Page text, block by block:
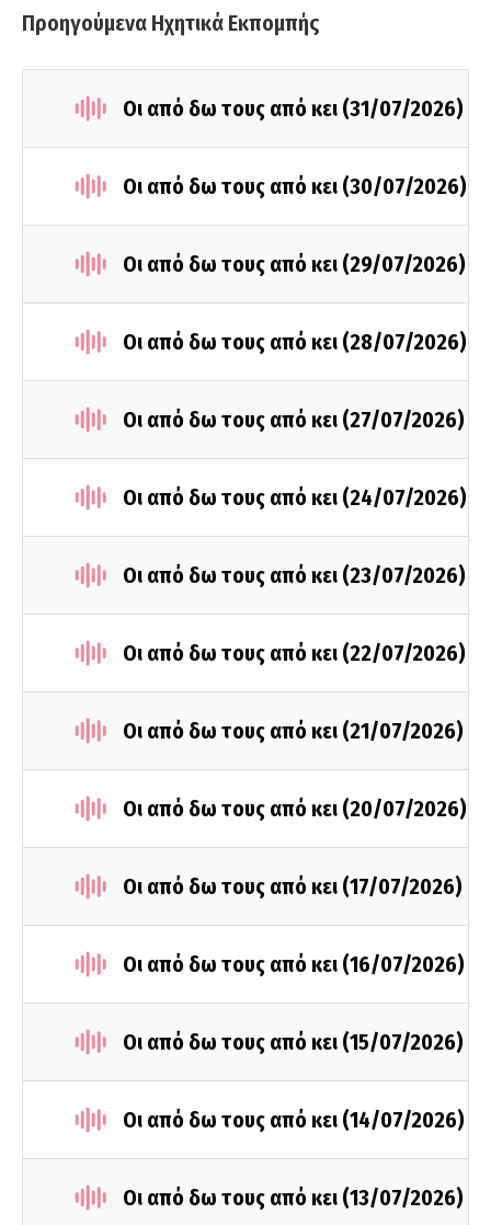
Προηγούμενα Ηχητικά Εκπομπής
Οι από δω τους από κει (31/07/2026)
Οι από δω τους από κει (30/07/2026)
Οι από δω τους από κει (29/07/2026)
Οι από δω τους από κει (28/07/2026)
Οι από δω τους από κει (27/07/2026)
Οι από δω τους από κει (24/07/2026)
Οι από δω τους από κει (23/07/2026)
Οι από δω τους από κει (22/07/2026)
Οι από δω τους από κει (21/07/2026)
Οι από δω τους από κει (20/07/2026)
Οι από δω τους από κει (17/07/2026)
Οι από δω τους από κει (16/07/2026)
Οι από δω τους από κει (15/07/2026)
Οι από δω τους από κει (14/07/2026)
Οι από δω τους από κει (13/07/2026)